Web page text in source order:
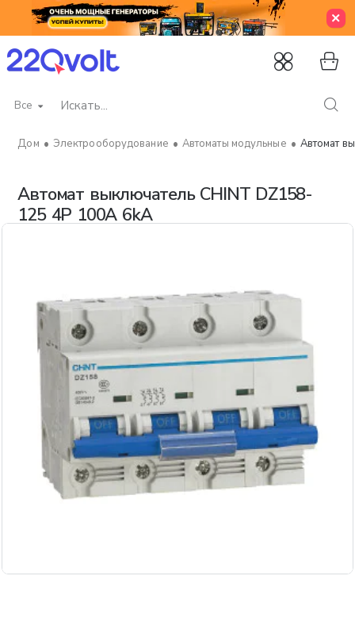
Все
Искать...
Автомат выключатель CHINT DZ158-
125 4P 100A 6kA
Электрооборудование Автоматы модульные Автомат